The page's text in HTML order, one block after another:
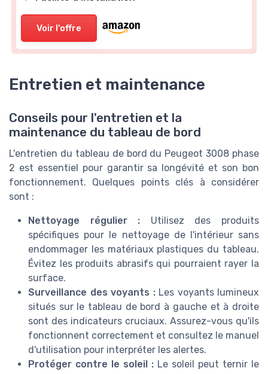
Voir l'offre
Entretien et maintenance
Conseils pour l'entretien et la
maintenance du tableau de bord
L'entretien du tableau de bord du Peugeot 3008 phase
2 est essentiel pour garantir sa longévité et son bon
fonctionnement. Quelques points clés à considérer
sont :
Nettoyage régulier : Utilisez des produits
spécifiques pour le nettoyage de l'intérieur sans
endommager les matériaux plastiques du tableau.
Évitez les produits abrasifs qui pourraient rayer la
surface.
Surveillance des voyants :Les voyants lumineux
situés sur le tableau de bord à gauche et à droite
sont des indicateurs cruciaux. Assurez-vous qu'ils
fonctionnent correctement et consultez le manuel
d'utilisation pour interpréter les alertes.
Protéger contre le soleil : Le soleil peut ternir le